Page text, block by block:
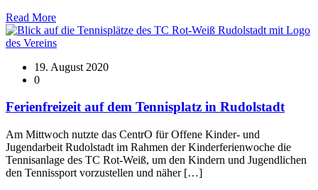
Read More
19. August 2020
0
Ferienfreizeit auf dem Tennisplatz in Rudolstadt
Am Mittwoch nutzte das CentrO für Offene Kinder- und
Jugendarbeit Rudolstadt im Rahmen der Kinderferienwoche die
Tennisanlage des TC Rot-Weiß, um den Kindern und Jugendlichen
den Tennissport vorzustellen und näher […]